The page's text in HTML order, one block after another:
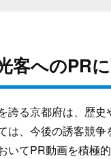
客へのPR
誇る京都府は、歴
は、今後の誘客競争
いてPR動画を積極